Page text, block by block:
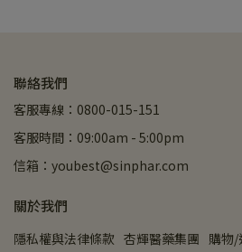
聯絡我們
客服專線：0800-015-151
客服時間：09:00am - 5:00pm
信箱：youbest@sinphar.com
關於我們
隱私權與法律條款 杏輝醫藥集團 購物/